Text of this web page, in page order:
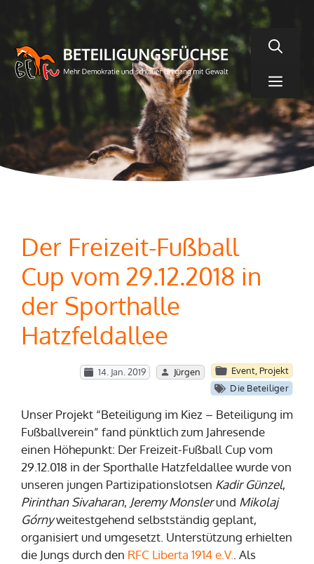
springen
Der Freizeit-Fußball
Cup vom 29.12.2018 in
der Sporthalle
Hatzfeldallee
14. Jan. 2019 Jürgen Event, Projekt
Die Beteiliger
Unser Projekt “Beteiligung im Kiez – Beteiligung im
Fußballverein” fand pünktlich zum Jahresende
einen Höhepunkt: Der Freizeit-Fußball Cup vom
29.12.018 in der Sporthalle Hatzfeldallee wurde von
unseren jungen Partizipationslotsen Kadir Günzel,
Pirinthan Sivaharan, Jeremy Monslerund Mikolaj
Górnyweitestgehend selbstständig geplant,
organisiert und umgesetzt. Unterstützung erhielten
die Jungs durch den RFC Liberta 1914 e.V. . Als